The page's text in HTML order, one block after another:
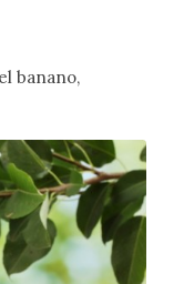
banano,